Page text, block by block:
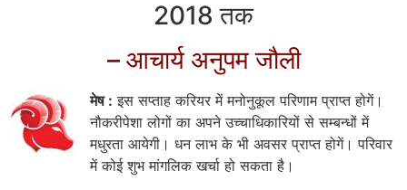
2018 तक
– आचार्य अनुपम जौली
मेष : इस सप्ताह करियर में मनोनुकूल परिणाम प्राप्त होगें।
नौकरीपेशा लोगों का अपने उच्चाधिकारियों से सम्बन्धों में
मधुरता आयेगी। धन लाभ के भी अवसर प्राप्त होगें। परिवार
में कोई शुभ मांगलिक खर्चा हो सकता है।